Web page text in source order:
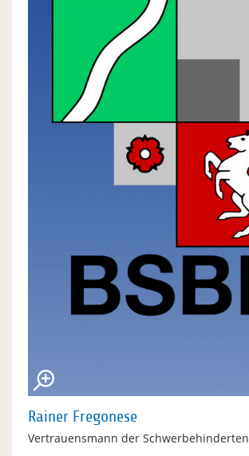
Rainer Fregonese
Vertrauensmann der Schwerbehinderten